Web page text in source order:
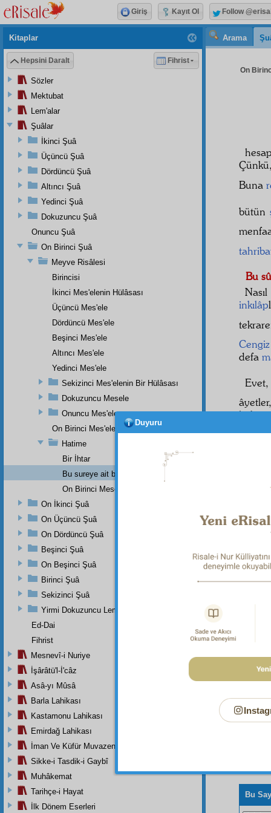
Arama
On
Buna
bütün
Bu
inkılâp
Cengiz
defa
Dipnot-1
Bu
Kitaplar
Hepsini Daralt Fihrist
Sözler
Mektubat
Lem'alar
Şuâlar
İkinci Şuâ
Üçüncü Şuâ
Dördüncü Şuâ
Altıncı Şuâ
Yedinci Şuâ
Dokuzuncu Şuâ
Onuncu Şuâ
On Birinci Şuâ
Meyve Risâlesi
Birincisi
İkinci Mes'elenin Hülâsası
Üçüncü Mes'ele
Dördüncü Mes'ele
Beşinci Mes'ele
Altıncı Mes'ele
Yedinci Mes'ele
Sekizinci Mes'elenin Bir Hülâsası
Dokuzuncu Mesele
Onuncu Mes'ele
On Birinci Mes'ele
Hatime
Bir İhtar
Bu sureye ait bir nükte-i i'câziyenin haşiyesidir
On Birinci Meselenin haşiyesinin bir lâhikasıdır.
On İkinci Şuâ
On Üçüncü Şuâ
On Dördüncü Şuâ
Beşinci Şuâ
On Beşinci Şuâ
Birinci Şuâ
Sekizinci Şuâ
Yirmi Dokuzuncu Lem'adan İkinci Bab
Ed-Dai
Fihrist
Mesnevî-i Nuriye
İşârâtü'l-İ'câz
Asâ-yı Mûsâ
Barla Lahikası
Kastamonu Lahikası
Emirdağ Lahikası
İman Ve Küfür Muvazeneleri
Sikke-i Tasdik-i Gaybî
Muhâkemat
Tarihçe-i Hayat
İlk Dönem Eserleri
Giriş Kayıt Ol Follow
Duyuru